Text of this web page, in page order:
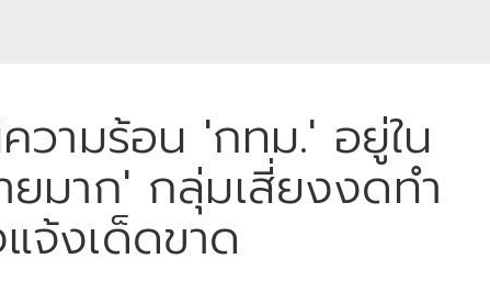
วามร้อน 'กทม.' อยู่ใน
มาก' กลุ่มเสี่ยงงดทำ
จ้งเด็ดขาด